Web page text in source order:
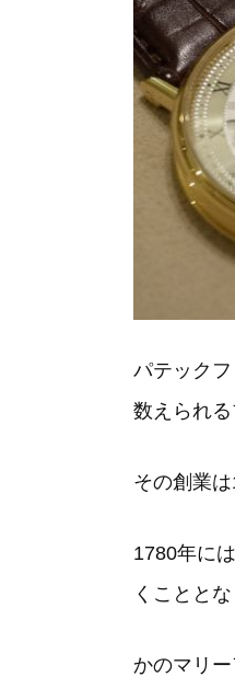
パテック
数えられる
その創業
1780年に
くこととな
かのマリ